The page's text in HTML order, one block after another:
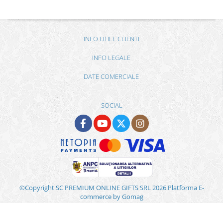
INFO UTILE CLIENTI
INFO LEGALE
DATE COMERCIALE
SOCIAL
©Copyright SC PREMIUM ONLINE GIFTS SRL 2026 Platforma E-
commerce by Gomag